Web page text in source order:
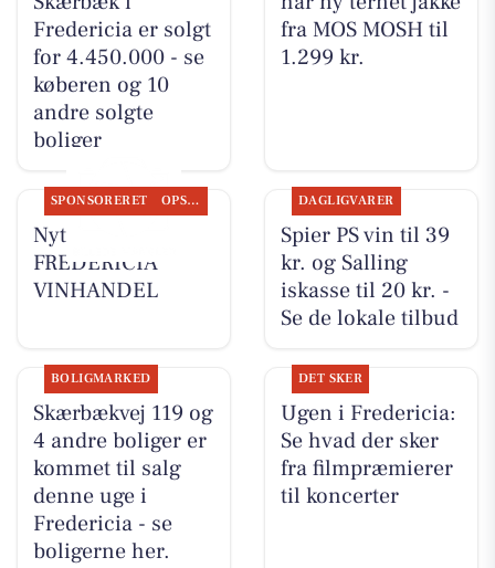
Fredericia er solgt
for 4.450.000 - se
køberen og 10
andre solgte
boliger
fra MOS MOSH til
1.299 kr.
SPONSORERET OPSLAGSTAVLEN
Nyt fra
FREDERICIA
VINHANDEL
DAGLIGVARER
Spier PS vin til 39
kr. og Salling
iskasse til 20 kr. -
Se de lokale tilbud
BOLIGMARKED
Skærbækvej 119 og
4 andre boliger er
kommet til salg
denne uge i
Fredericia - se
boligerne her.
DET SKER
Ugen i Fredericia:
Se hvad der sker
fra filmpræmierer
til koncerter